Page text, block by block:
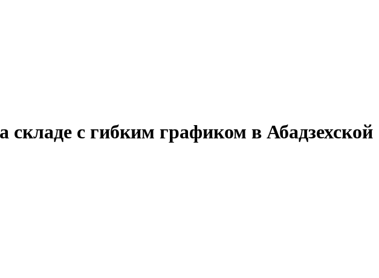
складе с гибким графиком в Абадзехской